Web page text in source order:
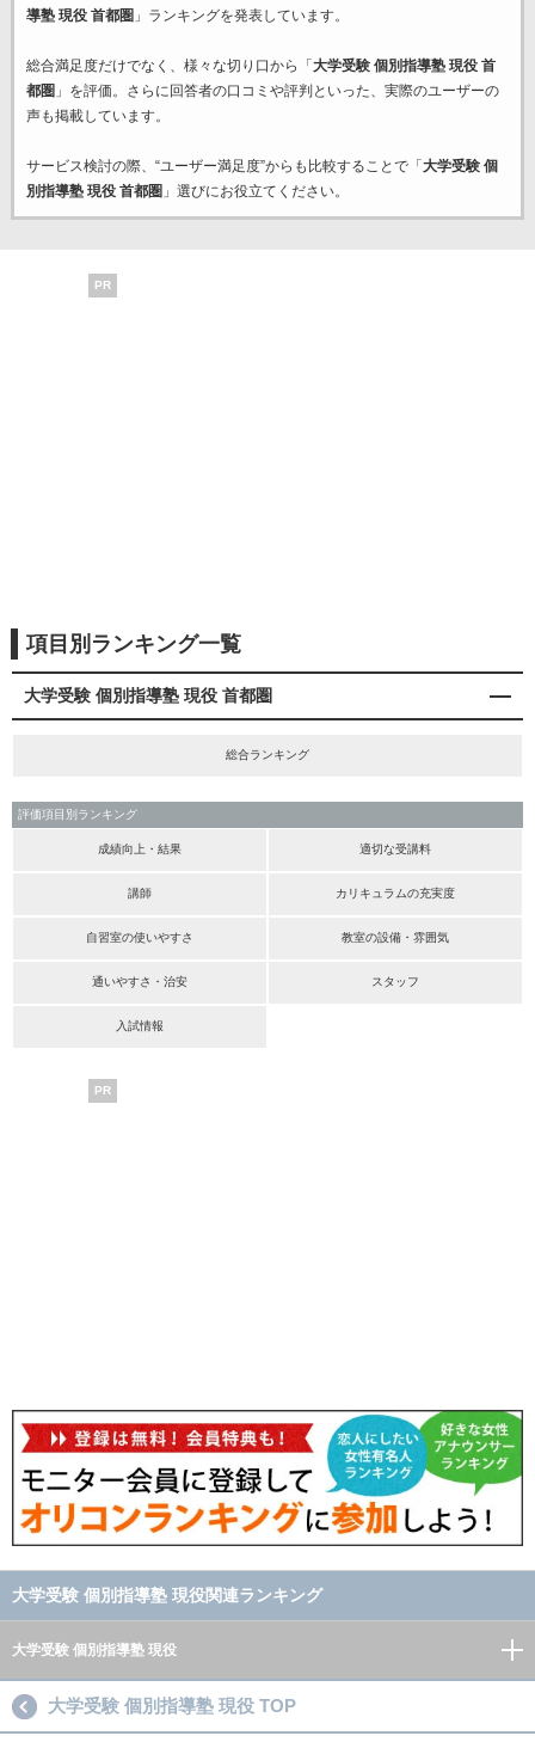
導塾 現役 首都圏 」ランキングを発表しています。
総合満足度だけでなく、様々な切り口から「 大学受験 個別指導塾 現役 首
都圏 」を評価。さらに回答者の口コミや評判といった、実際のユーザーの
声も掲載しています。
サービス検討の際、“ユーザー満足度”からも比較することで「 大学受験 個
別指導塾 現役 首都圏 」選びにお役立てください。
PR
項目別ランキング一覧
大学受験 個別指導塾 現役 首都圏
総合ランキング
評価項目別ランキング
成績向上・結果 適切な受講料
講師 カリキュラムの充実度
自習室の使いやすさ 教室の設備・雰囲気
通いやすさ・治安 スタッフ
入試情報
PR
大学受験 個別指導塾 現役関連ランキング
大学受験 個別指導塾 現役
大学受験 個別指導塾 現役 TOP